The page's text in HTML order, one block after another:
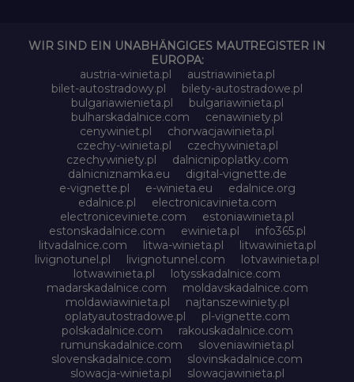
WIR SIND EIN UNABHÄNGIGES MAUTREGISTER IN
EUROPA:
austria-winieta.pl
austriawinieta.pl
bilet-autostradowy.pl
bilety-autostradowe.pl
bulgariawienieta.pl
bulgariawinieta.pl
bulharskadalnice.com
cenawiniety.pl
cenywiniet.pl
chorwacjawinieta.pl
czechy-winieta.pl
czechywinieta.pl
czechywiniety.pl
dalnicnipoplatky.com
dalnicniznamka.eu
digital-vignette.de
e-vignette.pl
e-winieta.eu
edalnice.org
edalnice.pl
electronicavinieta.com
electroniceviniete.com
estoniawinieta.pl
estonskadalnice.com
ewinieta.pl
info365.pl
litvadalnice.com
litwa-winieta.pl
litwawinieta.pl
livignotunel.pl
livignotunnel.com
lotvawinieta.pl
lotwawinieta.pl
lotysskadalnice.com
madarskadalnice.com
moldavskadalnice.com
moldawiawinieta.pl
najtanszewiniety.pl
oplatyautostradowe.pl
pl-vignette.com
polskadalnice.com
rakouskadalnice.com
rumunskadalnice.com
sloveniawinieta.pl
slovenskadalnice.com
slovinskadalnice.com
slowacja-winieta.pl
slowacjawinieta.pl